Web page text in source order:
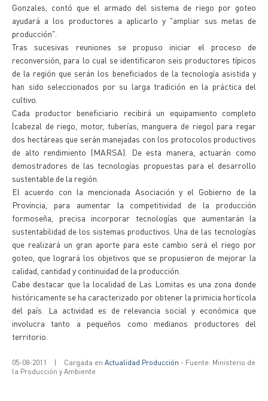
Gonzales, contó que el armado del sistema de riego por goteo
ayudará a los productores a aplicarlo y "ampliar sus metas de
producción".
Tras sucesivas reuniones se propuso iniciar el proceso de
reconversión, para lo cual se identificaron seis productores típicos
de la región que serán los beneficiados de la tecnología asistida y
han sido seleccionados por su larga tradición en la práctica del
cultivo.
Cada productor beneficiario recibirá un equipamiento completo
(cabezal de riego, motor, tuberías, manguera de riego) para regar
dos hectáreas que serán manejadas con los protocolos productivos
de alto rendimiento (MARSA). De esta manera, actuarán como
demostradores de las tecnologías propuestas para el desarrollo
sustentable de la región.
El acuerdo con la mencionada Asociación y el Gobierno de la
Provincia, para aumentar la competitividad de la producción
formoseña, precisa incorporar tecnologías que aumentarán la
sustentabilidad de los sistemas productivos. Una de las tecnologías
que realizará un gran aporte para este cambio será el riego por
goteo, que logrará los objetivos que se propusieron de mejorar la
calidad, cantidad y continuidad de la producción.
Cabe destacar que la localidad de Las Lomitas es una zona donde
históricamente se ha caracterizado por obtener la primicia hortícola
del país. La actividad es de relevancia social y económica que
involucra tanto a pequeños como medianos productores del
territorio.
05-08-2011 | Cargada en Actualidad Producción - Fuente: Ministerio de
la Producción y Ambiente